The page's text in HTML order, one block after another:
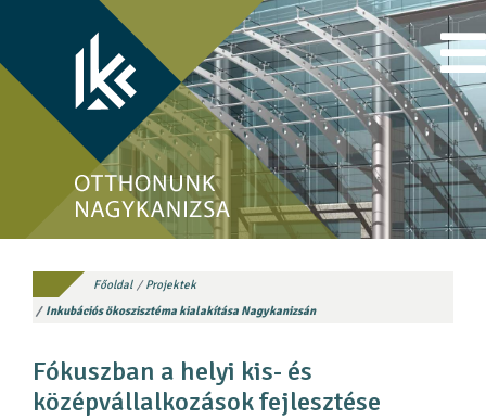
Főoldal
Projektek
Inkubációs ökoszisztéma kialakítása Nagykanizsán
Fókuszban a helyi kis- és
középvállalkozások fejlesztése